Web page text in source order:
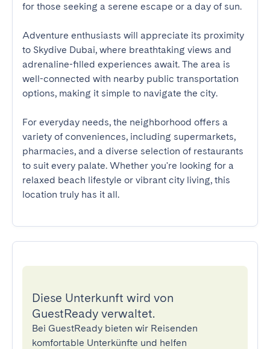
for those seeking a serene escape or a day of sun.
Adventure enthusiasts will appreciate its proximity
to Skydive Dubai, where breathtaking views and
adrenaline-filled experiences await. The area is
well-connected with nearby public transportation
options, making it simple to navigate the city.
For everyday needs, the neighborhood offers a
variety of conveniences, including supermarkets,
pharmacies, and a diverse selection of restaurants
to suit every palate. Whether you're looking for a
relaxed beach lifestyle or vibrant city living, this
location truly has it all.
Diese Unterkunft wird von
GuestReady verwaltet.
Bei GuestReady bieten wir Reisenden
komfortable Unterkünfte und helfen